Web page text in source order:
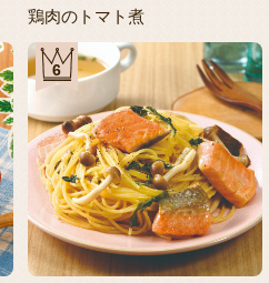
鶏肉のトマト煮
6